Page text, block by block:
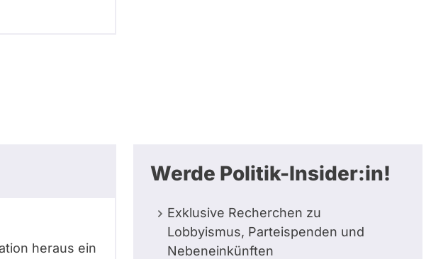
heraus ein
Werde Politik-Insider:in!
Exklusive Recherchen zu
Lobbyismus, Parteispenden und
Nebeneinkünften